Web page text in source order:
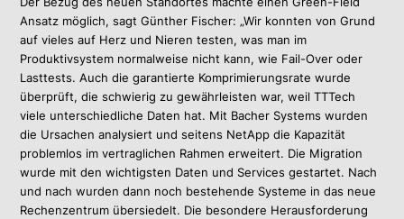
Ansatz möglich, sagt Günther Fischer: „Wir konnten von Grund
auf vieles auf Herz und Nieren testen, was man im
Produktivsystem normalweise nicht kann, wie Fail-Over oder
Lasttests. Auch die garantierte Komprimierungsrate wurde
überprüft, die schwierig zu gewährleisten war, weil TTTech
viele unterschiedliche Daten hat. Mit Bacher Systems wurden
die Ursachen analysiert und seitens NetApp die Kapazität
problemlos im vertraglichen Rahmen erweitert. Die Migration
wurde mit den wichtigsten Daten und Services gestartet. Nach
und nach wurden dann noch bestehende Systeme in das neue
Rechenzentrum übersiedelt. Die besondere Herausforderung